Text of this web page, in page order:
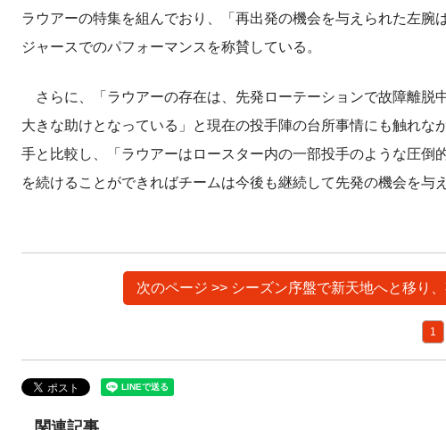
ラウアーの特集を組んでおり、「再出発の機会を与えられた左
ジャースでのパフォーマンスを称賛している。
さらに、「ラウアーの存在は、先発ローテーションで故障離脱
大きな助けとなっている」と現在の投手陣の台所事情にも触れ
手と比較し、「ラウアーはロースター内の一部投手のような圧
を続けることができればチームは今後も継続して先発の機会を与
次のページ >> シーズン序盤で新天地へと移り
1